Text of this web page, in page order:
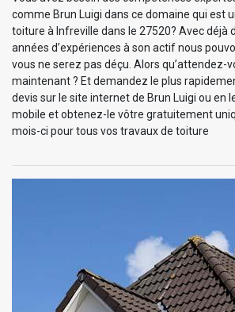
comme Brun Luigi dans ce domaine qui est
toiture à Infreville dans le 27520? Avec déjà
années d’expériences à son actif nous
vous ne serez pas déçu. Alors qu’attendez-
maintenant ? Et demandez le plus
devis sur le site internet de Brun Luigi ou en
mobile et obtenez-le vôtre gratuitement
mois-ci pour tous vos travaux de toiture